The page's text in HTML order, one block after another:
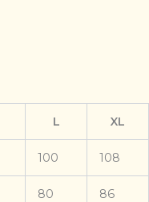
L XL
100 108
80 86